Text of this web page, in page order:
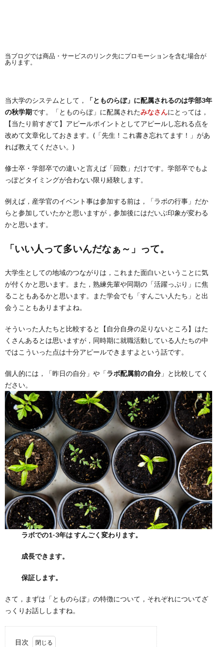
当ブログでは商品・サービスのリンク先にプロモーションを含む場合が
あります。
当大学のシステムとして，
「とものらぼ」に配属されるのは学部3年
の秋学期です。「とものらぼ」に配属されたみなさんにとっては，
【当たり前すぎて】アピールポイントとしてアピールし忘れる点を
改めて文章化しておきます。(「先生！これ書き忘れてます！」があ
れば教えてください。)
修士卒・学部卒での違いと言えば「回数」だけです。学部卒でもよ
っぽどタイミングが合わない限り経験します。
例えば，産学官のイベント事は参加する前は，「ラボの行事」だか
らと参加していたかと思いますが，参加後にはだいぶ印象が変わる
かと思います。
「いい人って多いんだなぁ～」って。
大学生としての地域のつながりは，これまた面白いということに気
が付くかと思います。また，熟練先輩や同期の「活躍っぷり」に焦
ることもあるかと思います。また学会でも「すんごい人たち」と出
会うこともありますよね。
そういった人たちと比較すると【自分自身の足りないところ】はた
くさんあるとは思いますが，同時期に就職活動している人たちの中
ではこういった点は十分アピールできますよという話です。
個人的には，「昨日の自分」や「ラボ配属前の自分 」と比較してく
ださい。
ラボでの1-3年は すんごく変わります。
成長できます。
保証します。
さて，まずは「とものらぼ」の特徴について，それぞれについてざ
っくりお話ししますね。
目次